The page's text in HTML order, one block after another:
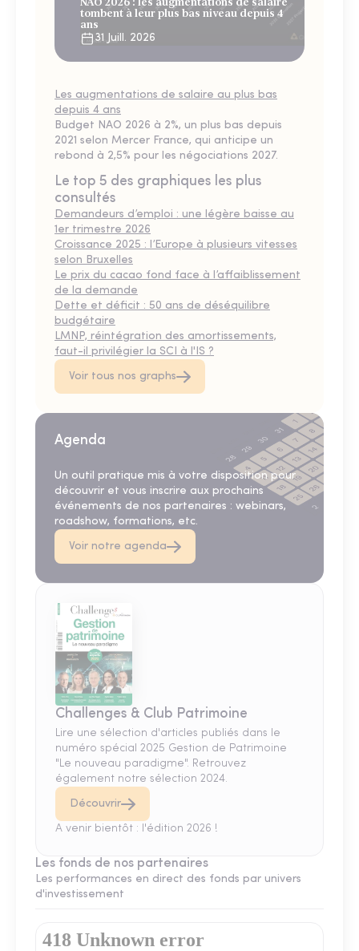
tombent à leur plus bas niveau depuis 4
ans
31 Juill. 2026
Les augmentations de salaire au plus bas
depuis 4 ans
Budget NAO 2026 à 2%, un plus bas depuis
2021 selon Mercer France, qui anticipe un
rebond à 2,5% pour les négociations 2027.
Le top 5 des graphiques les plus
consultés
Demandeurs d’emploi : une légère baisse au
1er trimestre 2026
Croissance 2025 : l’Europe à plusieurs vitesses
selon Bruxelles
Le prix du cacao fond face à l’affaiblissement
de la demande
Dette et déficit : 50 ans de déséquilibre
budgétaire
LMNP, réintégration des amortissements,
faut-il privilégier la SCI à l'IS ?
Voir tous nos graphs
Agenda
Un outil pratique mis à votre disposition pour
découvrir et vous inscrire aux prochains
événements de nos partenaires : webinars,
roadshow, formations, etc.
Voir notre agenda
Challenges & Club Patrimoine
Lire une sélection d'articles publiés dans le
numéro spécial 2025 Gestion de Patrimoine
"Le nouveau paradigme". Retrouvez
également notre sélection 2024.
Découvrir
A venir bientôt : l'édition 2026 !
Les fonds de nos partenaires
Les performances en direct des fonds par univers
d'investissement